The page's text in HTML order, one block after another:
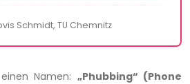
Schmidt, TU Chemnitz
Namen: „Phubbing“ (Phone